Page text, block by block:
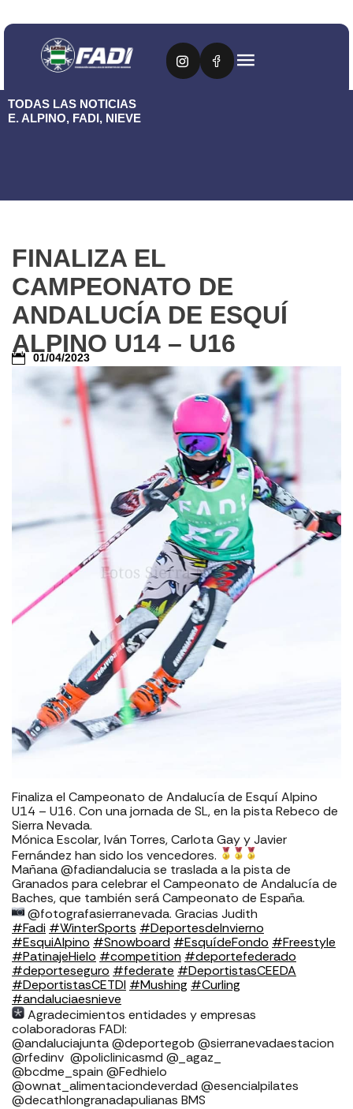
TODAS LAS NOTICIAS
E. ALPINO, FADI, NIEVE
FINALIZA EL
CAMPEONATO DE
ANDALUCÍA DE ESQUÍ
ALPINO U14 – U16
01/04/2023
Finaliza el Campeonato de Andalucía de Esquí Alpino
U14 – U16. Con una jornada de SL, en la pista Rebeco de
Sierra Nevada.
Mónica Escolar, Iván Torres, Carlota Gay y Javier
Fernández han sido los vencedores.
Mañana @fadiandalucia se traslada a la pista de
Granados para celebrar el Campeonato de Andalucía de
Baches, que también será Campeonato de España.
@fotografasierranevada. Gracias Judith
#Fadi #WinterSports #DeportesdeInvierno
#EsquiAlpino #Snowboard #EsquídeFondo #Freestyle
#PatinajeHielo #competition #deportefederado
#deporteseguro #federate #DeportistasCEEDA
#DeportistasCETDI #Mushing #Curling
#andaluciaesnieve
Agradecimientos entidades y empresas
colaboradoras FADI: ⁣⁣⁣⁣⁣⁣⁣⁣⁣⁣⁣⁣⁣⁣⁣⁣⁣⁣
⁣⁣⁣⁣@andaluciajunta @deportegob ⁣⁣⁣@sierranevadaestacion
@rfedinv ⁣⁣⁣⁣⁣⁣⁣⁣⁣⁣⁣⁣⁣⁣⁣⁣⁣ @policlinicasmd @_agaz_
@bcdme_spain @Fedhielo
@ownat_alimentaciondeverdad @esencialpilates
@decathlongranadapulianas BMS